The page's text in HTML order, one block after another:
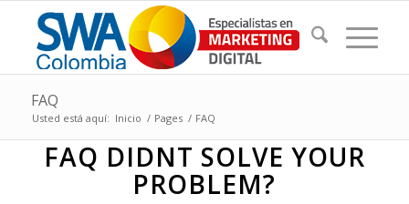
FAQ
Usted está aquí: Inicio / Pages / FAQ
FAQ DIDNT SOLVE YOUR
PROBLEM?